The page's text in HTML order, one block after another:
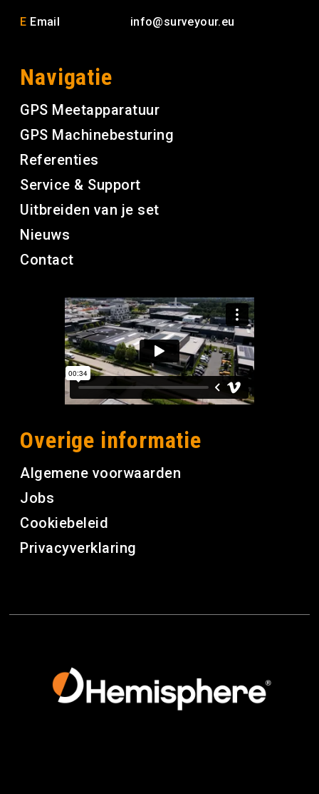
E Email info@surveyour.eu
Navigatie
GPS Meetapparatuur
GPS Machinebesturing
Referenties
Service & Support
Uitbreiden van je set
Nieuws
Contact
Overige informatie
Algemene voorwaarden
Jobs
Cookiebeleid
Privacyverklaring